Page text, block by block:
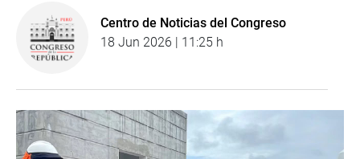
Centro de Noticias del Congreso
18 Jun 2026 | 11:25 h